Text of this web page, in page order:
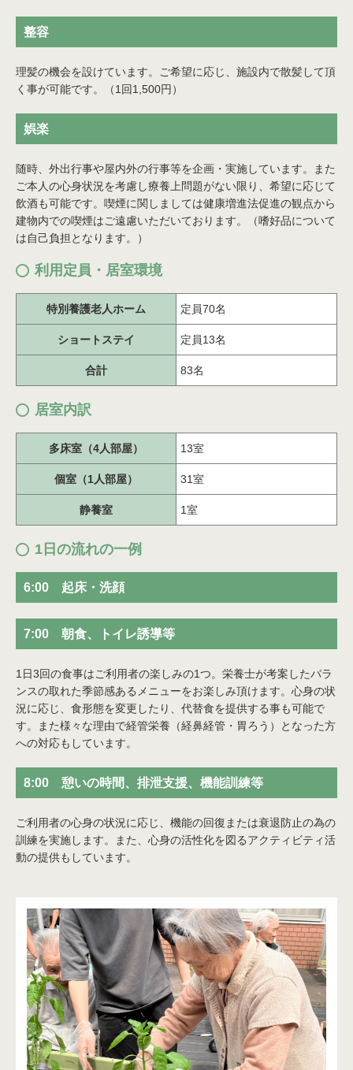
整容
理髪の機会を設けています。ご希望に応じ、施設内で散髪して頂
く事が可能です。（1回1,500円）
娯楽
随時、外出行事や屋内外の行事等を企画・実施しています。また
ご本人の心身状況を考慮し療養上問題がない限り、希望に応じて
飲酒も可能です。喫煙に関しましては健康増進法促進の観点から
建物内での喫煙はご遠慮いただいております。（嗜好品について
は自己負担となります。）
利用定員・居室環境
特別養護老人ホーム 定員70名
ショートステイ 定員13名
合計 83名
居室内訳
多床室（4人部屋） 13室
個室（1人部屋） 31室
静養室 1室
1日の流れの一例
6:00 起床・洗顔
7:00 朝食、トイレ誘導等
1日3回の食事はご利用者の楽しみの1つ。栄養士が考案したバラ
ンスの取れた季節感あるメニューをお楽しみ頂けます。心身の状
況に応じ、食形態を変更したり、代替食を提供する事も可能で
す。また様々な理由で経管栄養（経鼻経管・胃ろう）となった方
への対応もしています。
8:00 憩いの時間、排泄支援、機能訓練等
ご利用者の心身の状況に応じ、機能の回復または衰退防止の為の
訓練を実施します。また、心身の活性化を図るアクティビティ活
動の提供もしています。